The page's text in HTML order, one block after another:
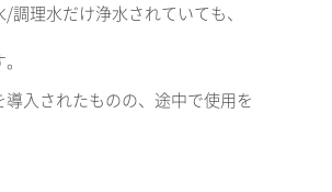
理水だけ浄水されていても、
入されたものの、途中で使用を